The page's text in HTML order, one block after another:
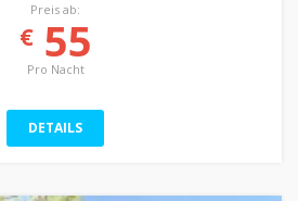
Preis ab:
€55
Pro Nacht
DETAILS